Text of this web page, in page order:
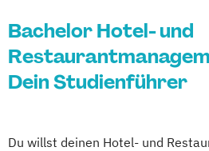
Bachelor Hotel- und
Dein Studienführer
Du willst deinen Hotel- und